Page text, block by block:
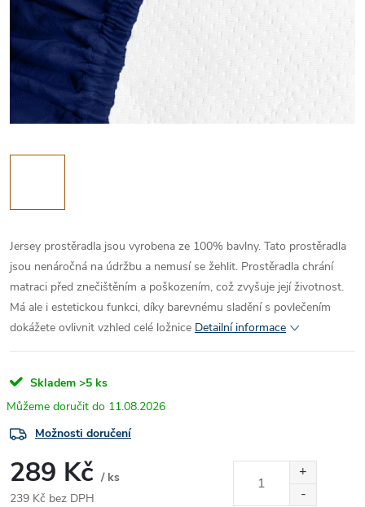
Jersey prostěradla jsou vyrobena ze 100% bavlny. Tato prostěradla
jsou nenáročná na údržbu a nemusí se žehlit. Prostěradla chrání
matraci před znečištěním a poškozením, což zvyšuje její životnost.
Má ale i estetickou funkci, díky barevnému sladění s povlečením
dokážete ovlivnit vzhled celé ložnice Detailní informace
Skladem >5 ks
11.08.2026
Možnosti doručení
289 Kč / ks
239 Kč bez DPH